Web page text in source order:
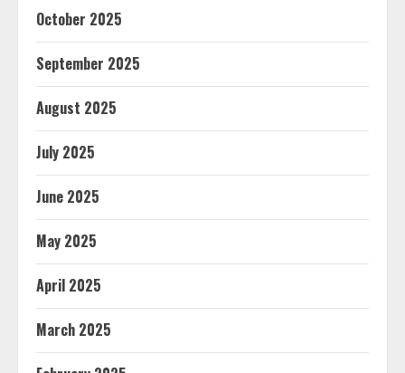
October 2025
September 2025
August 2025
July 2025
June 2025
May 2025
April 2025
March 2025